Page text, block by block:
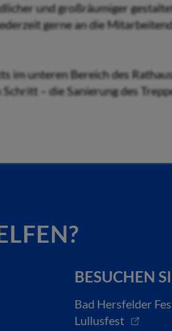
und großräumiger
gerne an die
im unteren Bereich des
– die Sanierung des
BESUCHEN
Bad Hersfelder
Lullusfest